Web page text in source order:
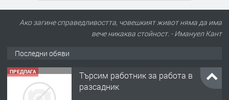
Ако загине справедливостта, човешкият живот няма да има
вече никаква стойност. - Имануел Кант
Последни обяви
ПРЕДЛАГА
Търсим работник за работа в
разсадник